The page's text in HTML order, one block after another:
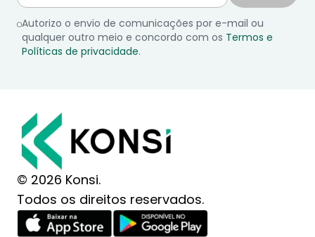
Autorizo o envio de comunicações por e-mail ou
qualquer outro meio e concordo com os Termos e
Políticas de privacidade.
© 2026 Konsi.
Todos os direitos reservados.